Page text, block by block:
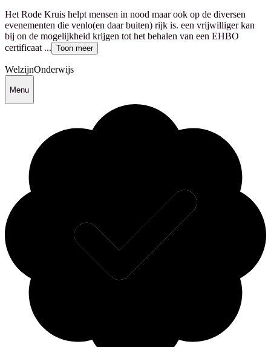
Het Rode Kruis helpt mensen in nood maar ook op de diversen
evenementen die venlo(en daar buiten) rijk is. een vrijwilliger kan
bij on de mogelijkheid krijgen tot het behalen van een EHBO
certificaat ... Toon meer
WelzijnOnderwijs
Menu